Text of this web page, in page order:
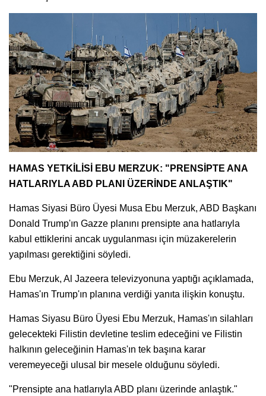
HAMAS YETKİLİSİ EBU MERZUK: "PRENSİPTE ANA
HATLARIYLA ABD PLANI ÜZERİNDE ANLAŞTIK"
Hamas Siyasi Büro Üyesi Musa Ebu Merzuk, ABD Başkanı
Donald Trump'ın Gazze planını prensipte ana hatlarıyla
kabul ettiklerini ancak uygulanması için müzakerelerin
yapılması gerektiğini söyledi.
Ebu Merzuk, Al Jazeera televizyonuna yaptığı açıklamada,
Hamas'ın Trump'ın planına verdiği yanıta ilişkin konuştu.
Hamas Siyasu Büro Üyesi Ebu Merzuk, Hamas'ın silahları
gelecekteki Filistin devletine teslim edeceğini ve Filistin
halkının geleceğinin Hamas'ın tek başına karar
veremeyeceği ulusal bir mesele olduğunu söyledi.
"Prensipte ana hatlarıyla ABD planı üzerinde anlaştık."